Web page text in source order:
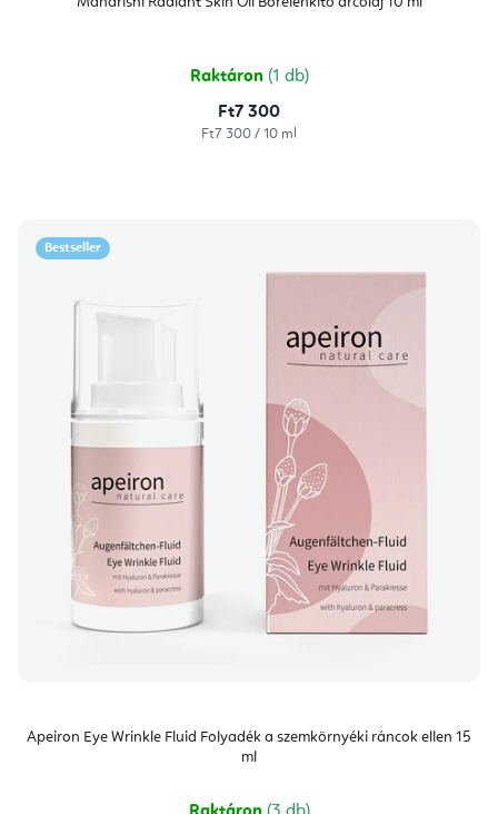
Raktáron (1 db)
Ft7 300
Egységár:
Ft7 300 / 10 ml
Bestseller
Apeiron Eye Wrinkle Fluid Folyadék a szemkörnyéki ráncok ellen 15
ml